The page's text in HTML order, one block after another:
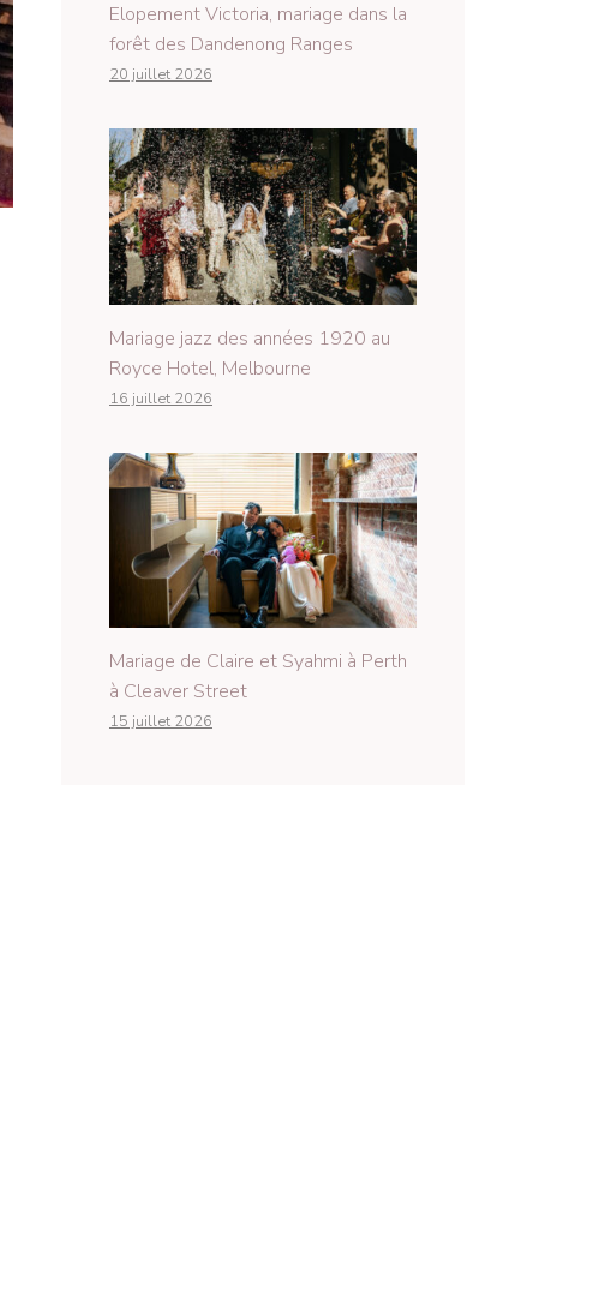
Elopement Victoria, mariage dans la
forêt des Dandenong Ranges
20 juillet 2026
Mariage jazz des années 1920 au
Royce Hotel, Melbourne
16 juillet 2026
Mariage de Claire et Syahmi à Perth
à Cleaver Street
15 juillet 2026